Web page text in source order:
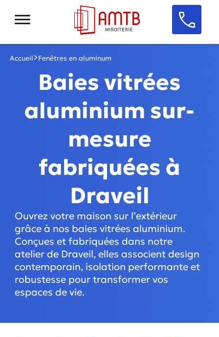
Accueil Fenêtres en aluminum
Baies vitrées
aluminium sur-
mesure
fabriquées à
Draveil
Ouvrez votre maison sur l’extérieur
grâce à nos baies vitrées aluminium.
Conçues et fabriquées dans notre
atelier de Draveil, elles associent design
contemporain, isolation performante et
robustesse pour transformer vos
espaces de vie.